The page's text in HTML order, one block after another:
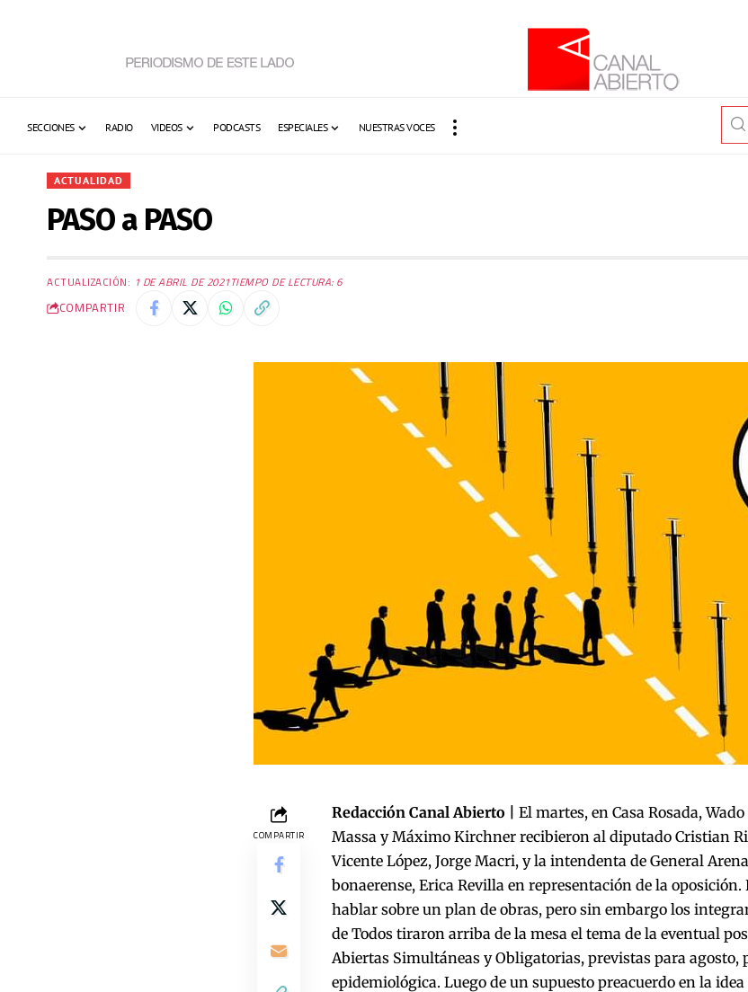
SECCIONES RADIO VIDEOS PODCASTS ESPECIALES NUESTRAS VOCES
ACTUALIDAD
PASO a PASO
ACTUALIZACIÓN: 1 DE ABRIL DE 2021TIEMPO DE LECTURA: 6
COMPARTIR
COMPARTIR
Redacción Canal Abierto | El martes, en Casa Rosada,
Massa y Máximo Kirchner recibieron al diputado Cristian
Vicente López, Jorge Macri, y la intendenta de General
bonaerense, Erica Revilla en representación de la
hablar sobre un plan de obras, pero sin embargo los
de Todos tiraron arriba de la mesa el tema de la eventual
Abiertas Simultáneas y Obligatorias, previstas para agosto,
epidemiológica. Luego de un supuesto preacuerdo en la